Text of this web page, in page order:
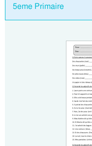
5eme Primaire